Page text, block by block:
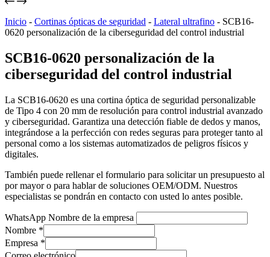
Inicio - Cortinas ópticas de seguridad - Lateral ultrafino - SCB16-
0620 personalización de la ciberseguridad del control industrial
SCB16-0620 personalización de la
ciberseguridad del control industrial
La SCB16-0620 es una cortina óptica de seguridad personalizable
de Tipo 4 con 20 mm de resolución para control industrial avanzado
y ciberseguridad. Garantiza una detección fiable de dedos y manos,
integrándose a la perfección con redes seguras para proteger tanto al
personal como a los sistemas automatizados de peligros físicos y
digitales.
También puede rellenar el formulario para solicitar un presupuesto al
por mayor o para hablar de soluciones OEM/ODM. Nuestros
especialistas se pondrán en contacto con usted lo antes posible.
WhatsApp Nombre de la empresa
Nombre *
Empresa *